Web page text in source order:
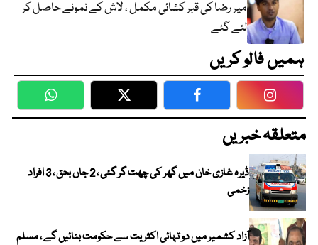
میر رضا کی قبر کشائی مکمل ، لاش کے نمونے حاصل کر
لئے گئے
ہمیں فالو کریں
WhatsApp Twitter Facebook
متعلقہ خبریں
ڈیرہ غازی خان میں گھر کی چھت گر گئی ، 2 جاں بحق ، 3 افراد
زخمی
آزاد کشمیر میں دو تہائی اکثریت سے حکومت بنائیں گے ، مسلم